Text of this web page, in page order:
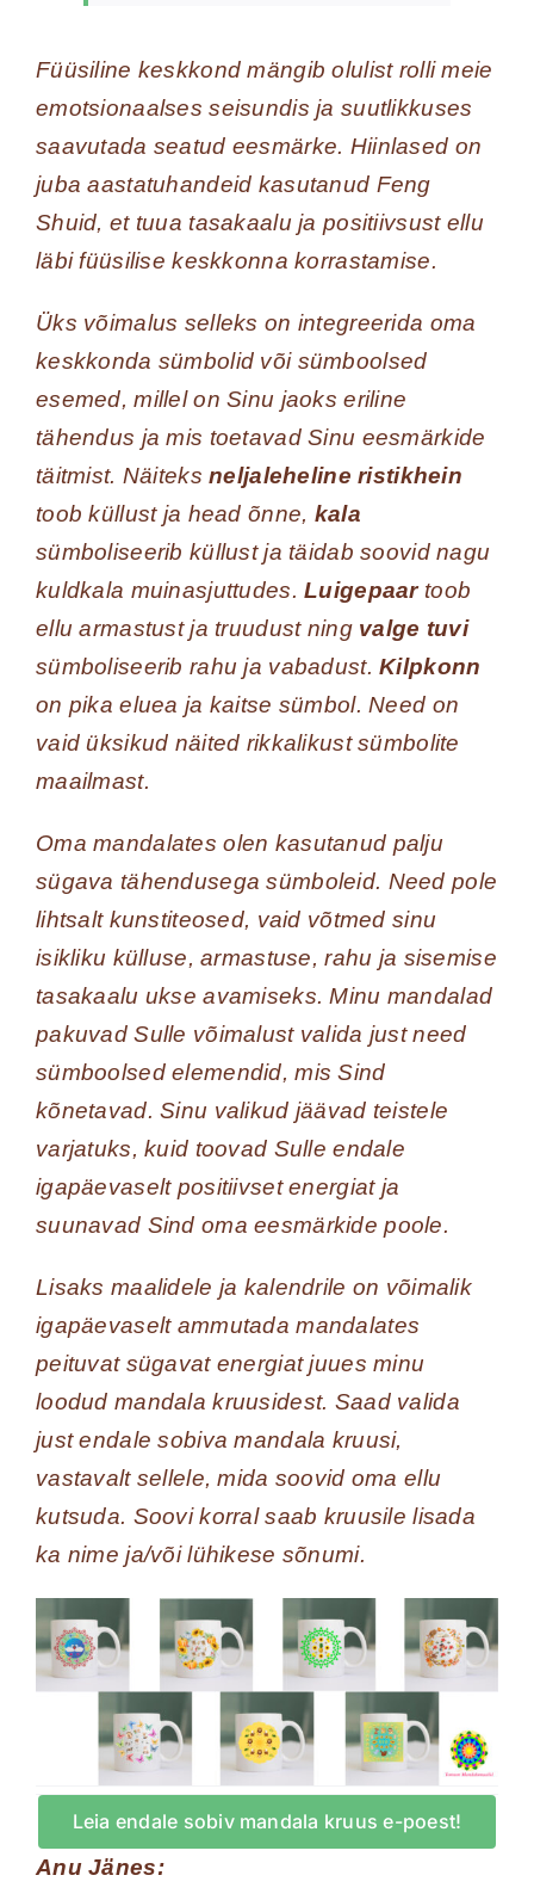
Füüsiline keskkond mängib olulist rolli meie
emotsionaalses seisundis ja suutlikkuses
saavutada seatud eesmärke. Hiinlased on
juba aastatuhandeid kasutanud Feng
Shuid, et tuua tasakaalu ja positiivsust ellu
läbi füüsilise keskkonna korrastamise.
Üks võimalus selleks on integreerida oma
keskkonda sümbolid või sümboolsed
esemed, millel on Sinu jaoks eriline
tähendus ja mis toetavad Sinu eesmärkide
täitmist. Näiteksneljaleheline ristikhein
toob küllust ja head õnne, kala
sümboliseerib küllust ja täidab soovid nagu
kuldkala muinasjuttudes.Luigepaartoob
ellu armastust ja truudust ning valge tuvi
sümboliseerib rahu ja vabadust.Kilpkonn
on pika eluea ja kaitse sümbol. Need on
vaid üksikud näited rikkalikust sümbolite
maailmast.
Oma mandalates olen kasutanud palju
sügava tähendusega sümboleid. Need pole
lihtsalt kunstiteosed, vaid võtmed sinu
isikliku külluse, armastuse, rahu ja sisemise
tasakaalu ukse avamiseks. Minu mandalad
pakuvad Sulle võimalust valida just need
sümboolsed elemendid, mis Sind
kõnetavad. Sinu valikud jäävad teistele
varjatuks, kuid toovad Sulle endale
igapäevaselt positiivset energiat ja
suunavad Sind oma eesmärkide poole.
Lisaks maalidele ja kalendrile on võimalik
igapäevaselt ammutada mandalates
peituvat sügavat energiat juues minu
loodud mandala kruusidest. Saad valida
just endale sobiva mandala kruusi,
vastavalt sellele, mida soovid oma ellu
kutsuda. Soovi korral saab kruusile lisada
ka nime ja/või lühikese sõnumi.
Leia endale sobiv mandala kruus e-poest!
Anu Jänes: